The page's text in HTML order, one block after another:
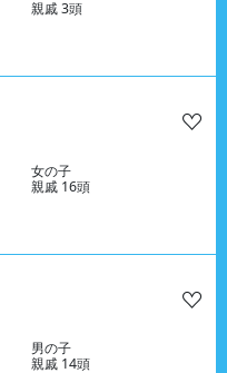
親戚 3頭
女の子
親戚 16頭
男の子
親戚 14頭